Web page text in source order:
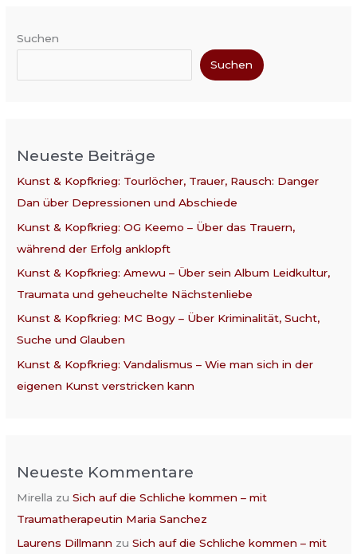
Suchen
Suchen
Neueste Beiträge
Kunst & Kopfkrieg: Tourlöcher, Trauer, Rausch: Danger
Dan über Depressionen und Abschiede
Kunst & Kopfkrieg: OG Keemo – Über das Trauern,
während der Erfolg anklopft
Kunst & Kopfkrieg: Amewu – Über sein Album Leidkultur,
Traumata und geheuchelte Nächstenliebe
Kunst & Kopfkrieg: MC Bogy – Über Kriminalität, Sucht,
Suche und Glauben
Kunst & Kopfkrieg: Vandalismus – Wie man sich in der
eigenen Kunst verstricken kann
Neueste Kommentare
Mirella zuSich auf die Schliche kommen – mit
Traumatherapeutin Maria Sanchez
Laurens Dillmann zuSich auf die Schliche kommen – mit